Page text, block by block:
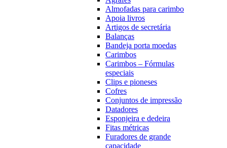
Almofadas para carimbo
Apoia livros
Artigos de secretária
Balanças
Bandeja porta moedas
Carimbos
Carimbos – Fórmulas
especiais
Clips e pioneses
Cofres
Conjuntos de impressão
Datadores
Esponjeira e dedeira
Fitas métricas
Furadores de grande
capacidade